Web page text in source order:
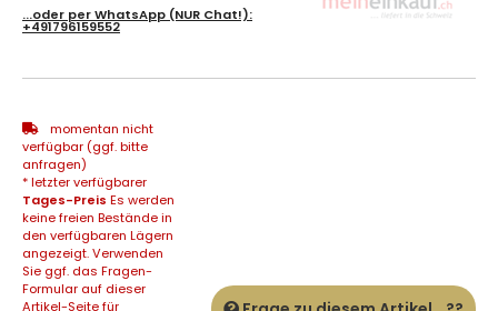
...oder perWhatsApp (NUR Chat!):
+491796159552
momentan nicht
verfügbar (ggf. bitte
anfragen)
* letzter verfügbarer
Tages-Preis Es werden
keine freien Bestände in
den verfügbaren Lägern
angezeigt. Verwenden
Sie ggf. das Fragen-
Formular auf dieser
Artikel-Seite für